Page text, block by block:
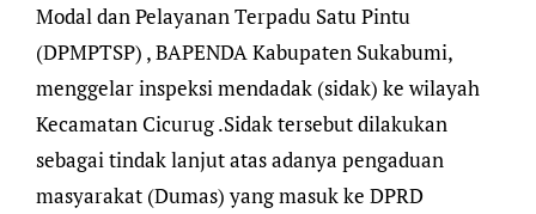
Modal dan Pelayanan Terpadu Satu Pintu
(DPMPTSP) , BAPENDA Kabupaten Sukabumi,
menggelar inspeksi mendadak (sidak) ke wilayah
Kecamatan Cicurug .Sidak tersebut dilakukan
sebagai tindak lanjut atas adanya pengaduan
masyarakat (Dumas) yang masuk ke DPRD